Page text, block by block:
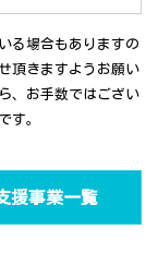
る場合もありますの
頂きますようお願い
、お手数ではござい
す。
援事業一覧